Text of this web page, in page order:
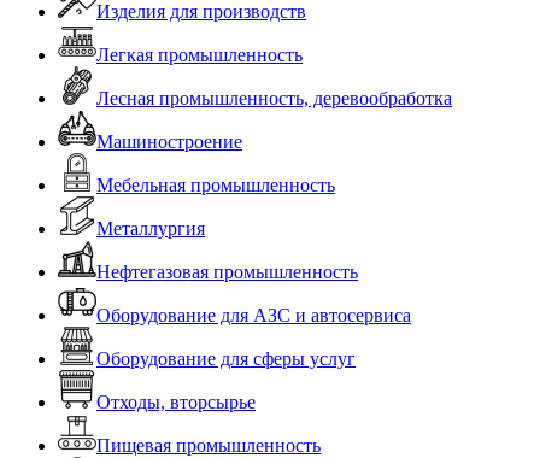
Изделия для производств
Легкая промышленность
Лесная промышленность, деревообработка
Машиностроение
Мебельная промышленность
Металлургия
Нефтегазовая промышленность
Оборудование для АЗС и автосервиса
Оборудование для сферы услуг
Отходы, вторсырье
Пищевая промышленность